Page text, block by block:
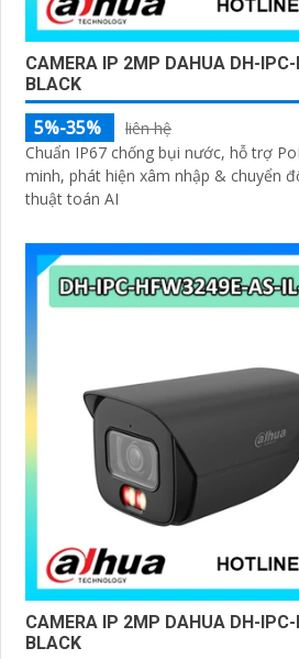
CAMERA IP 2MP DAHUA DH-
BLACK
5%-35%
liên hệ
Chuẩn IP67 chống bụi nước, hỗ trợ
minh, phát hiện xâm nhập & chuyển
thuật toán AI
CAMERA IP 2MP DAHUA DH-
BLACK